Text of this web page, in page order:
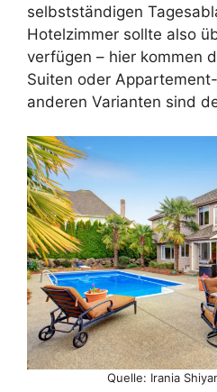
selbstständigen
Hotelzimmer sollte also
verfügen – hier kommen
Suiten oder
anderen Varianten sind
Quelle: Irania